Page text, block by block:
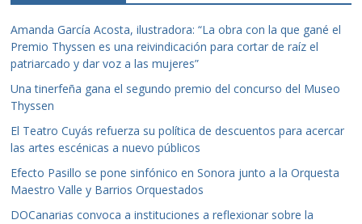
Amanda García Acosta, ilustradora: “La obra con la que gané el
Premio Thyssen es una reivindicación para cortar de raíz el
patriarcado y dar voz a las mujeres”
Una tinerfeña gana el segundo premio del concurso del Museo
Thyssen
El Teatro Cuyás refuerza su política de descuentos para acercar
las artes escénicas a nuevo públicos
Efecto Pasillo se pone sinfónico en Sonora junto a la Orquesta
Maestro Valle y Barrios Orquestados
DOCanarias convoca a instituciones a reflexionar sobre la